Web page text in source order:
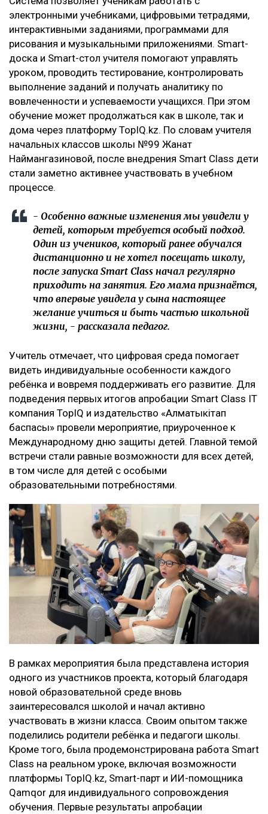
электронными учебниками, цифровыми тетрадями,
интерактивными заданиями, программами для
рисования и музыкальными приложениями. Smart-
доска и Smart-стол учителя помогают управлять
уроком, проводить тестирование, контролировать
выполнение заданий и получать аналитику по
вовлеченности и успеваемости учащихся. При этом
обучение может продолжаться как в школе, так и
дома через платформу TopIQ.kz. По словам учителя
начальных классов школы №99 Жанат
Наймангазиновой, после внедрения Smart Class дети
стали заметно активнее участвовать в учебном
процессе.
- Особенно важные изменения мы увидели у
детей, которым требуется особый подход.
Один из учеников, который ранее обучался
дистанционно и не хотел посещать школу,
после запуска Smart Class начал регулярно
приходить на занятия. Его мама признаётся,
что впервые увидела у сына настоящее
желание учиться и быть частью школьной
жизни, - рассказала педагог.
Учитель отмечает, что цифровая среда помогает
видеть индивидуальные особенности каждого
ребёнка и вовремя поддерживать его развитие. Для
подведения первых итогов апробации Smart Class IT
компания TopIQ и издательство «Алматыкітап
баспасы» провели мероприятие, приуроченное к
Международному дню защиты детей. Главной темой
встречи стали равные возможности для всех детей,
в том числе для детей с особыми
образовательными потребностями.
В рамках мероприятия была представлена история
одного из участников проекта, который благодаря
новой образовательной среде вновь
заинтересовался школой и начал активно
участвовать в жизни класса. Своим опытом также
поделились родители ребёнка и педагоги школы.
Кроме того, была продемонстрирована работа Smart
Class на реальном уроке, включая возможности
платформы TopIQ.kz, Smart-парт и ИИ-помощника
Qamqor для индивидуального сопровождения
обучения. Первые результаты апробации